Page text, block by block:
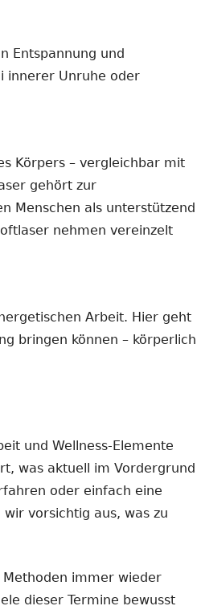
Entspannung und
innerer Unruhe oder
Körpers – vergleichbar mit
gehört zur
Menschen als unterstützend
nehmen vereinzelt
Arbeit. Hier geht
bringen können – körperlich
und Wellness-Elemente
was aktuell im Vordergrund
oder einfach eine
vorsichtig aus, was zu
Methoden immer wieder
dieser Termine bewusst